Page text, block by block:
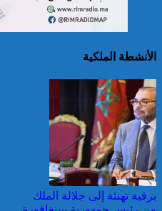
الصين تصدر إنذارين
لمواجهة العواصف المطيرة
وطقس شديد الحمل
الحراري
الأنشطة الملكية
برقية تهنئة إلى جلالة الملك